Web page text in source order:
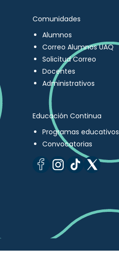
Comunidades
Alumnos
Correo Alumnos UAQ
Solicitud Correo
Docentes
Administrativos
Educación Continua
Programas educativos
Convocatorias